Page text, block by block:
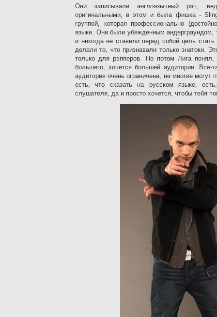
Они записывали англоязычный рэп,
оригинальными, в этом и была фишка -
группой, которая профессионально
языке. Они были убежденным андерграундом,
и никогда не ставили перед собой цель
делали то, что признавали только знатоки.
только для рэпперов. Но потом Лига понял,
большего, хочется большей аудитории. Все-
аудитория очень ограничена, не многие
есть, что сказать на русском языке,
слушателя, да и просто хочется, чтобы тебя